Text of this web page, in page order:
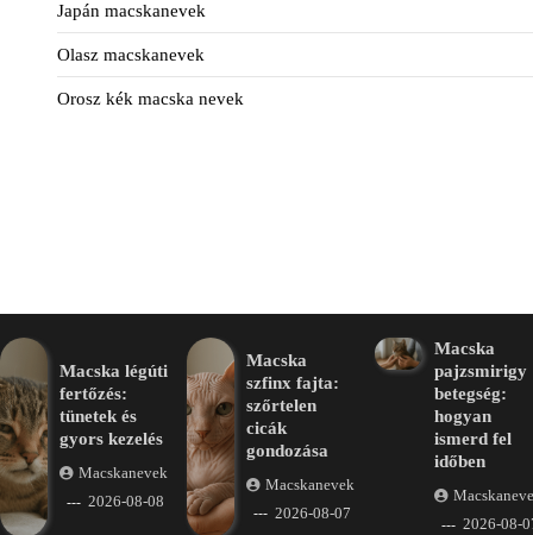
Japán macskanevek
Olasz macskanevek
Orosz kék macska nevek
Macska légúti
fertőzés:
tünetek és
gyors kezelés
Macskanevek
2026-08-08
Macska
szfinx fajta:
szőrtelen
cicák
gondozása
Macskanevek
2026-08-07
Macska
pajzsmirigy
betegség:
hogyan
ismerd fel
időben
2026-08-